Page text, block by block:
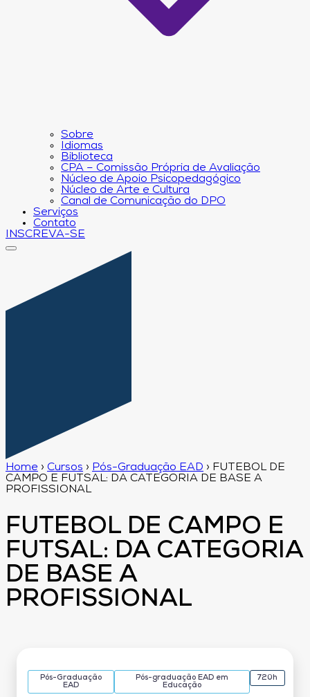
Sobre
Idiomas
Biblioteca
CPA – Comissão Própria de Avaliação
Núcleo de Apoio Psicopedagógico
Núcleo de Arte e Cultura
Canal de Comunicação do DPO
Serviços
Contato
INSCREVA-SE
Home › Cursos › Pós-Graduação EAD › FUTEBOL DE
CAMPO E FUTSAL: DA CATEGORIA DE BASE A
PROFISSIONAL
FUTEBOL DE CAMPO E
FUTSAL: DA CATEGORIA
DE BASE A
PROFISSIONAL
Pós-Graduação
EAD
Pós-graduação EAD em
Educação
720h